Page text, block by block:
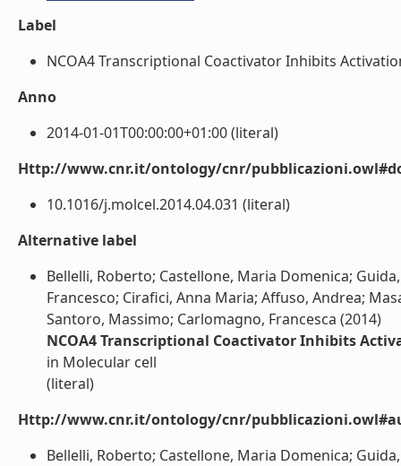
Label
NCOA4 Transcriptional Coactivator Inhibits
Anno
2014-01-01T00:00:00+01:00 (literal)
Http://www.cnr.it/ontology/cnr/
10.1016/j.molcel.2014.04.031 (literal)
Alternative label
Bellelli, Roberto; Castellone, Maria Domenica;
Francesco; Cirafici, Anna Maria; Affuso, Andrea;
Santoro, Massimo; Carlomagno, Francesca (2014)
NCOA4 Transcriptional Coactivator Inhibits
in Molecular cell
(literal)
Http://www.cnr.it/ontology/cnr/
Bellelli, Roberto; Castellone, Maria Domenica;